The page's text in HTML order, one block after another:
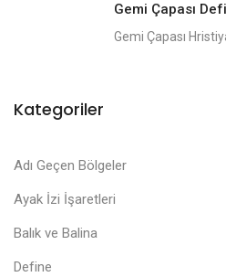
Gemi Çapası
Gemi Çapası
Kategoriler
Adı Geçen Bölgeler
Ayak İzi İşaretleri
Balık ve Balina
Define